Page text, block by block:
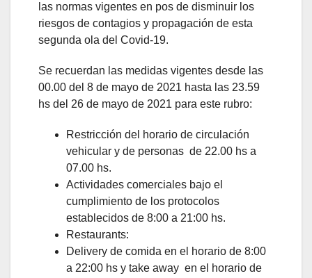
las normas vigentes en pos de disminuir los
riesgos de contagios y propagación de esta
segunda ola del Covid-19.
Se recuerdan las medidas vigentes desde las
00.00 del 8 de mayo de 2021 hasta las 23.59
hs del 26 de mayo de 2021 para este rubro:
Restricción del horario de circulación
vehicular y de personas de 22.00 hs a
07.00 hs.
Actividades comerciales bajo el
cumplimiento de los protocolos
establecidos de 8:00 a 21:00 hs.
Restaurants:
Delivery de comida en el horario de 8:00
a 22:00 hs y take away en el horario de